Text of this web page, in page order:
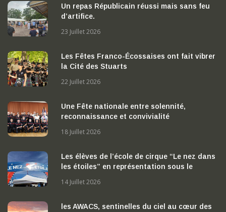
Un repas Républicain réussi mais sans feu
d’artifice.
23 Juillet 2026
Les Fêtes Franco-Écossaises ont fait vibrer
la Cité des Stuarts
22 Juillet 2026
Une Fête nationale entre solennité,
reconnaissance et convivialité
18 Juillet 2026
Les élèves de l’école de cirque “Le nez dans
les étoiles” en représentation sous le
14 Juillet 2026
les AWACS, sentinelles du ciel au cœur des